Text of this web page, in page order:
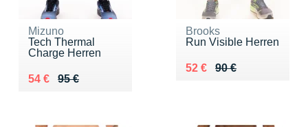
Mizuno
Tech Thermal
Charge Herren
95 €
Au lieu de 95 €
54 €
Vendu 54 €
Brooks
Run Visible Herren
90 €
Au lieu de 90 €
52 €
Vendu 52 €